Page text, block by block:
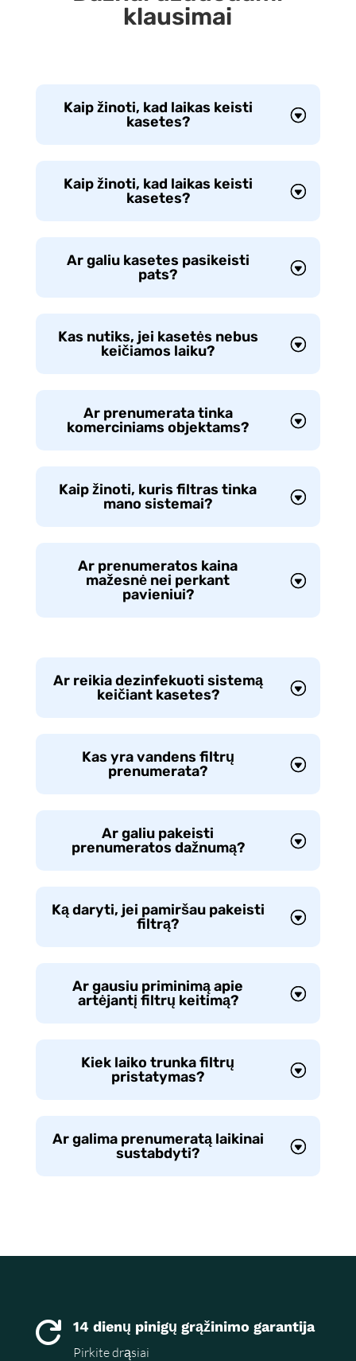
klausimai
Kaip žinoti, kad laikas keisti
kasetes?
Kaip žinoti, kad laikas keisti
kasetes?
Ar galiu kasetes pasikeisti
pats?
Kas nutiks, jei kasetės nebus
keičiamos laiku?
Ar prenumerata tinka
komerciniams objektams?
Kaip žinoti, kuris filtras tinka
mano sistemai?
Ar prenumeratos kaina
mažesnė nei perkant
pavieniui?
Ar reikia dezinfekuoti sistemą
keičiant kasetes?
Kas yra vandens filtrų
prenumerata?
Ar galiu pakeisti
prenumeratos dažnumą?
Ką daryti, jei pamiršau pakeisti
filtrą?
Ar gausiu priminimą apie
artėjantį filtrų keitimą?
Kiek laiko trunka filtrų
pristatymas?
Ar galima prenumeratą laikinai
sustabdyti?
 14 dienų pinigų grąžinimo garantija
Pirkite drąsiai